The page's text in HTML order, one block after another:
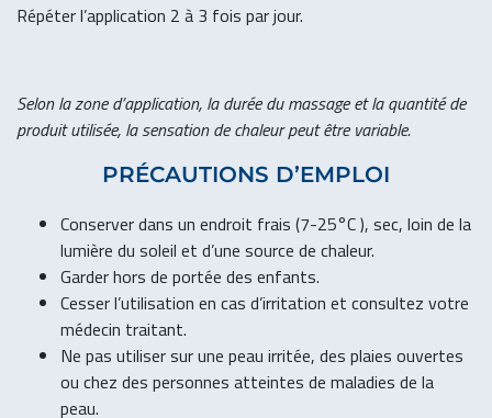
Répéter l’application 2 à 3 fois par jour.
Selon la zone d’application, la duréedu massage et la quantité de
produitutilisée, la sensation de chaleur peutêtre variable.
PRÉCAUTIONS D’EMPLOI
Conserver dans un endroit frais (7-25°C ), sec, loin de la
lumière du soleil et d’une source de chaleur.
Garder hors de portée des enfants.
Cesser l’utilisation en cas d’irritation et consultez votre
médecin traitant.
Ne pas utiliser sur une peau irritée, des plaies ouvertes
ou chez des personnes atteintes de maladies de la
peau.